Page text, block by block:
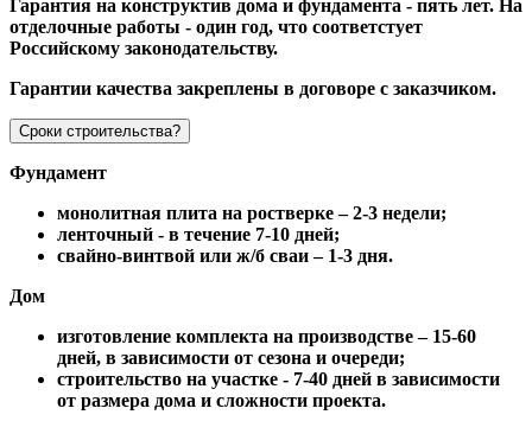
Гарантия на конструктив дома и фундамента - пять лет. На
отделочные работы - один год, что соответстует
Российскому законодательству.
Гарантии качества закреплены в договоре с заказчиком.
Сроки строительства?
Фундамент
монолитная плита на ростверке – 2-3 недели;
ленточный - в течение 7-10 дней;
свайно-винтвой или ж/б сваи – 1-3 дня.
Дом
изготовление комплекта на производстве – 15-60
дней, в зависимости от сезона и очереди;
строительство на участке - 7-40 дней в зависимости
от размера дома и сложности проекта.